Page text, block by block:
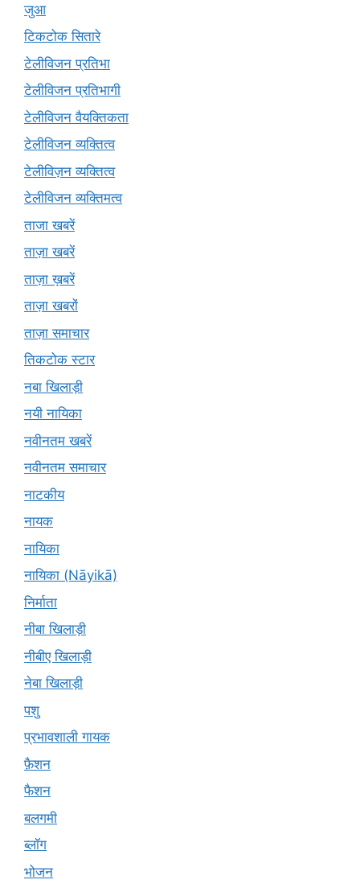
जुआ
टिकटोक सितारे
टेलीविजन प्रतिभा
टेलीविजन प्रतिभागी
टेलीविजन वैयक्तिकता
टेलीविजन व्यक्तित्व
टेलीविज़न व्यक्तित्व
टेलीविजन व्यक्तिमत्व
ताजा खबरें
ताज़ा खबरें
ताज़ा ख़बरें
ताज़ा खबरों
ताज़ा समाचार
तिकटोक स्टार
नबा खिलाड़ी
नयी नायिका
नवीनतम खबरें
नवीनतम समाचार
नाटकीय
नायक
नायिका
नायिका (Nāyikā)
निर्माता
नीबा खिलाड़ी
नीबीए खिलाड़ी
नेबा खिलाड़ी
पशु
प्रभावशाली गायक
फ़ैशन
फैशन
बलगमी
ब्लॉग
भोजन